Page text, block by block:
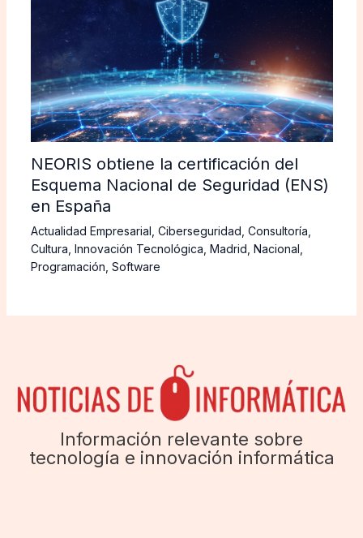
NEORIS obtiene la certificación del
Esquema Nacional de Seguridad (ENS)
en España
Actualidad Empresarial Ciberseguridad Consultoría
Cultura Innovación Tecnológica Madrid Nacional
Programación Software
Información relevante sobre
tecnología e innovación informática